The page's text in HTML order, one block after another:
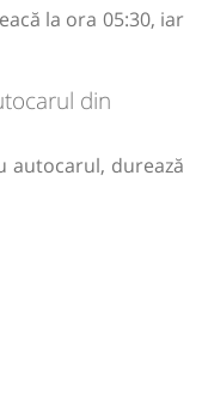
la ora 05:30, iar
din
autocarul, durează